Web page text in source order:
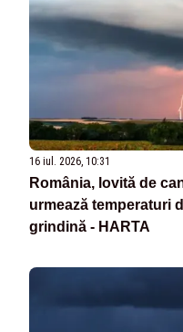
16 iul. 2026, 10:31
România, lovită de
urmează temperaturi
grindină - HARTA